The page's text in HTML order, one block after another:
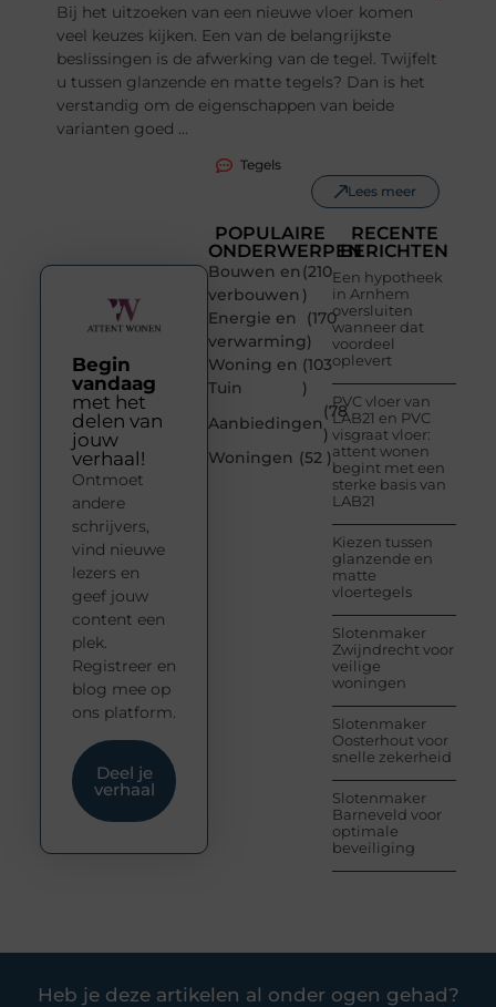
Bij het uitzoeken van een nieuwe vloer komen
veel keuzes kijken. Een van de belangrijkste
beslissingen is de afwerking van de tegel. Twijfelt
u tussen glanzende en matte tegels? Dan is het
verstandig om de eigenschappen van beide
varianten goed ...
Tegels
Lees meer
POPULAIRE
ONDERWERPEN
Bouwen en
verbouwen
(210
)
Energie en
verwarming
(170
)
Woning en
Tuin
(103
)
Aanbiedingen
(78
)
Woningen (52 )
RECENTE
BERICHTEN
Een hypotheek
in Arnhem
oversluiten
wanneer dat
voordeel
oplevert
PVC vloer van
LAB21 en PVC
visgraat vloer:
attent wonen
begint met een
sterke basis van
LAB21
Kiezen tussen
glanzende en
matte
vloertegels
Slotenmaker
Zwijndrecht voor
veilige
woningen
Slotenmaker
Oosterhout voor
snelle zekerheid
Slotenmaker
Barneveld voor
optimale
beveiliging
Begin
vandaag
met het
delen van
jouw
verhaal!
Ontmoet
andere
schrijvers,
vind nieuwe
lezers en
geef jouw
content een
plek.
Registreer en
blog mee op
ons platform.
Deel je
verhaal
Heb je deze artikelen al onder ogen gehad?